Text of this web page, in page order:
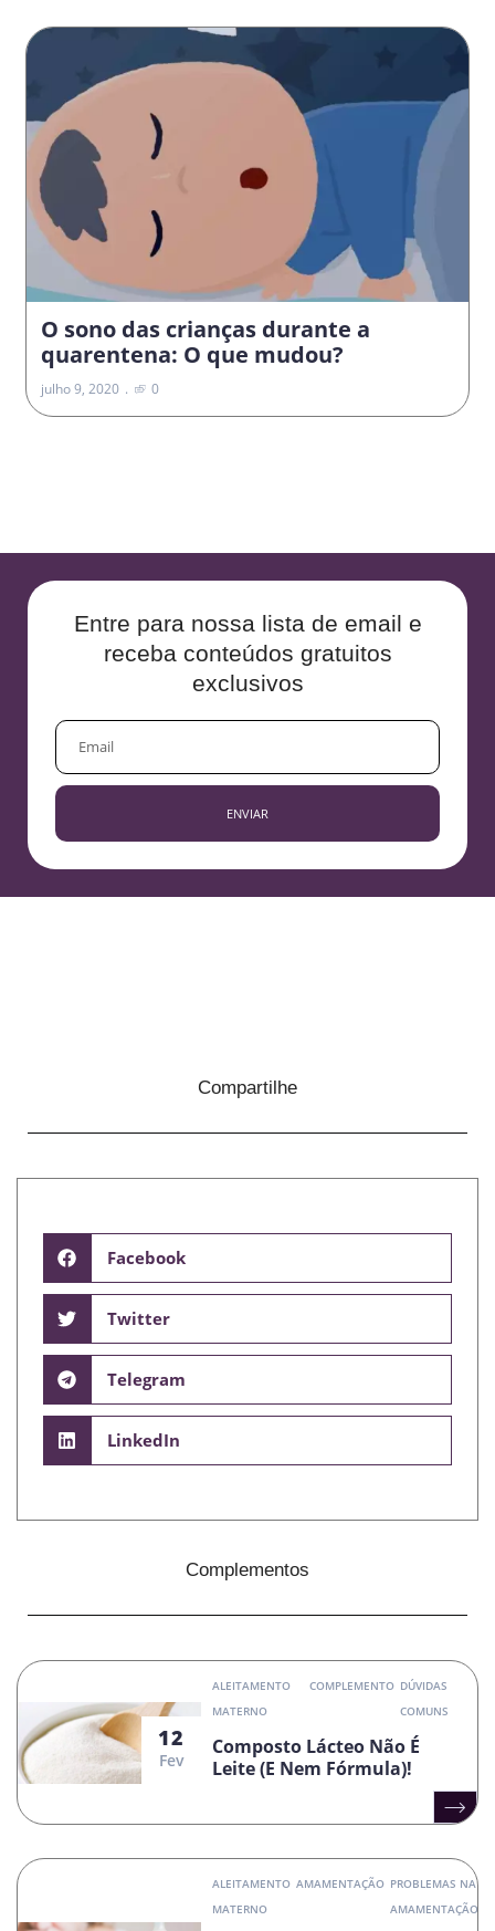
O sono das crianças durante a
quarentena: O que mudou?
julho 9, 2020 0
Entre para nossa lista de email e
receba conteúdos gratuitos
exclusivos
EMAIL
ENVIAR
Compartilhe
Facebook
Twitter
Telegram
LinkedIn
Complementos
12
Fev
ALEITAMENTO
MATERNO
COMPLEMENTO DÚVIDAS
COMUNS
Composto Lácteo Não É
Leite (e Nem Fórmula)!
ALEITAMENTO
MATERNO
AMAMENTAÇÃO PROBLEMAS NA
AMAMENTAÇÃO